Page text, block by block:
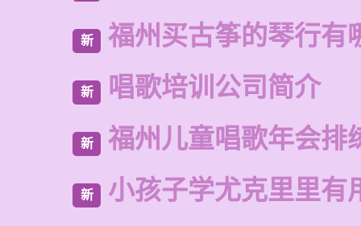
新 福州买古筝的琴行有
新 唱歌培训公司简介
新 福州儿童唱歌年会排
新 小孩子学尤克里里有